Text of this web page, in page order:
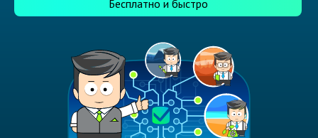
Бесплатно и быстро